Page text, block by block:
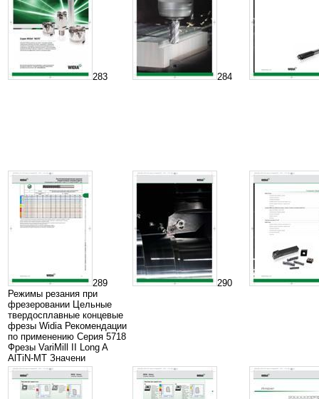
283 284
289
Режимы резания при
фрезеровании Цельные
твердосплавные концевые
фрезы Widia Рекомендации
по применению Серия 5718
Фрезы VariMill II Long A
AlTiN-MT Значени
290